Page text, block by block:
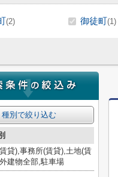
(2) 御徒町(1)
種別で絞り込む
貸),事務所(賃貸),土地(賃
建物全部,駐車場